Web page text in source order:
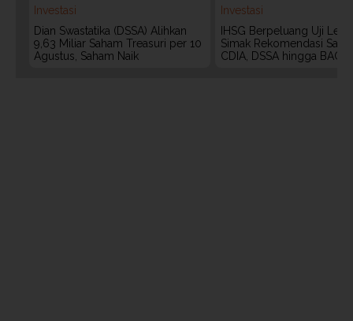
Investasi
Dian Swastatika (DSSA) Alihkan
9,63 Miliar Saham Treasuri per 10
Agustus, Saham Naik
Investasi
IHSG Berpeluang Uji
Simak Rekomendasi
CDIA, DSSA hingga BACH